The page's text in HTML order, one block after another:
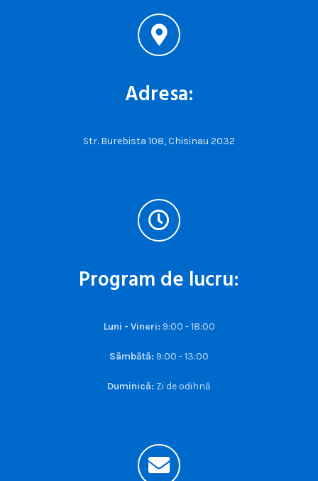
Adresa:
Str. Burebista 108, Chisinau 2032
Program de lucru:
Luni - Vineri: 9:00 - 18:00
Sâmbătă: 9:00 - 13:00
Duminică: Zi de odihnă